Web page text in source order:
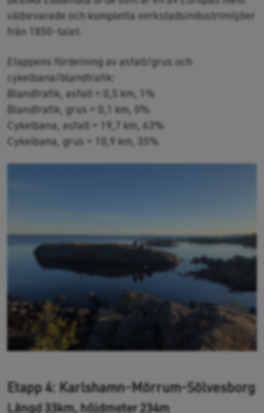
välbevarade och kompletta verkstadsindustrimiljöer
från 1850-talet.
Etappens fördelning av asfalt/grus och
cykelbana/blandtrafik:
Blandtrafik, asfalt = 0,5 km, 1%
Blandtrafik, grus = 0,1 km, 0%
Cykelbana, asfalt = 19,7 km, 63%
Cykelbana, grus = 10,9 km, 35%
Etapp 4: Karlshamn-Mörrum-Sölvesborg
Längd 33km, höjdmeter 234m